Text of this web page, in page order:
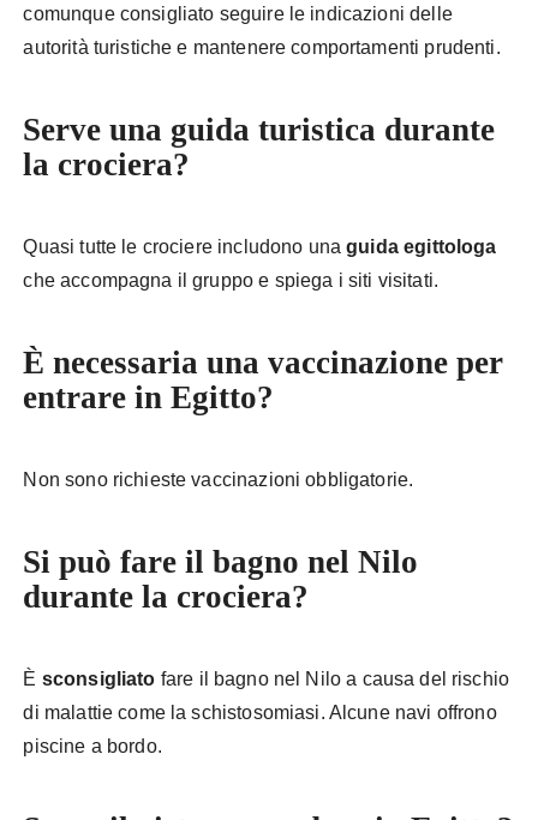
comunque consigliato seguire le indicazioni delle
autorità turistiche e mantenere comportamenti prudenti.
Serve una guida turistica durante
la crociera?
Quasi tutte le crociere includono unaguida egittologa
che accompagna il gruppo e spiega i siti visitati.
È necessaria una vaccinazione per
entrare in Egitto?
Non sono richieste vaccinazioni obbligatorie.
Si può fare il bagno nel Nilo
durante la crociera?
È sconsigliato fare il bagno nel Nilo a causa del rischio
di malattie come la schistosomiasi. Alcune navi offrono
piscine a bordo.